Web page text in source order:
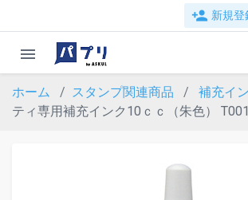
person_add 新規登
menu
ホーム スタンプ関連商品 補充イ
ティ専用補充インク10ｃｃ（朱色） T001